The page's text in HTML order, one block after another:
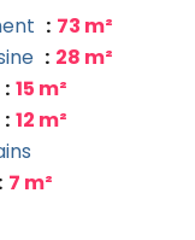
73 m²
28 m²
15 m²
12 m²
7 m²